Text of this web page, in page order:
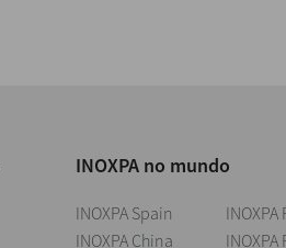
INOXPA no mundo
INOXPA Spain
INOXPA China
INOXPA